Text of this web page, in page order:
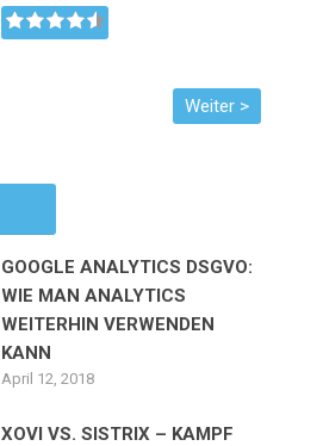
GOOGLE ANALYTICS DSGVO:
WIE MAN ANALYTICS
WEITERHIN VERWENDEN
KANN
April 12, 2018
XOVI VS. SISTRIX – KAMPF